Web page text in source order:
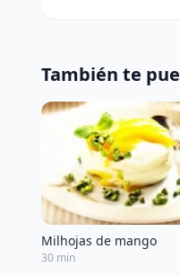
También te
Milhojas de mango
30 min